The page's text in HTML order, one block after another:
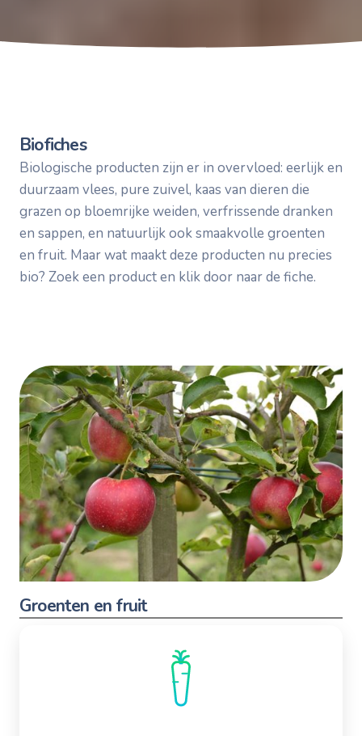
Biofiches
Biologische producten zijn er in overvloed: eerlijk en
duurzaam vlees, pure zuivel, kaas van dieren die
grazen op bloemrijke weiden, verfrissende dranken
en sappen, en natuurlijk ook smaakvolle groenten
en fruit. Maar wat maakt deze producten nu precies
bio? Zoek een product en klik door naar de fiche.
Groenten en fruit